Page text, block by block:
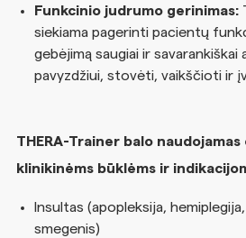
Funkcinio judrumo gerinimas:
siekiama pagerinti pacientų
gebėjimą saugiai ir savarankiškai
pavyzdžiui, stovėti, vaikščioti ir
THERA-Trainer balo
klinikinėms būklėms ir
Insultas (apopleksija,
smegenis)